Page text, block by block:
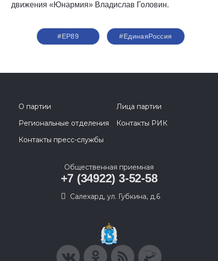
движения «Юнармия» Владислав Головин.
#ЕР89 #‎ЕдинаяРоссия
О партии
Лица партии
Региональные отделения
Контакты РИК
Контакты пресс-службы
Общественная приемная
+7 (34922) 3-52-58
Салехард, ул. Губкина, д.6